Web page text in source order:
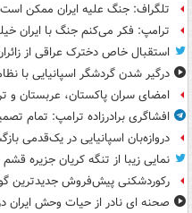
تلگراف: جنگ علیه ایران ممکن
ترامپ: فکر می‌کنم جنگ با ایران
استقبال خاص دخترک عراقی از
درگیر شدن گردشگر اسپانیایی با
امضای سران پاکستان، عربستان و
افشاگری برادرزاده ترامپ: تمام
دروازه‌بان اسپانیایی در یک‌قدمی
نمایی زیبا از تنگه کریان جزیره قشم
رکوردشکنی پیش‌فروش جدیدترین
صحنه ای نادر از حیات وحش ایران